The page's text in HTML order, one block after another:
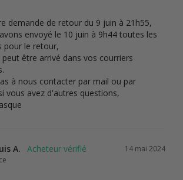
demande de retour du 9 juin à 21h55,
envoyé le 10 juin à 9h44 toutes les
pour le retour,
peut être arrivé dans vos courriers
à nous contacter par mail ou par
vous avez d'autres questions,
14 mai 2024
A.